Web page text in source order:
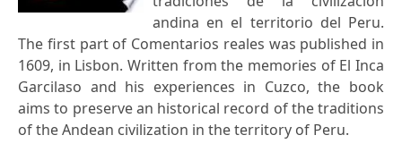
andina en el territorio del Peru.
The first part of Comentarios reales was published in
1609, in Lisbon. Written from the memories of El Inca
Garcilaso and his experiences in Cuzco, the book
aims to preserve an historical record of the traditions
of the Andean civilization in the territory of Peru.